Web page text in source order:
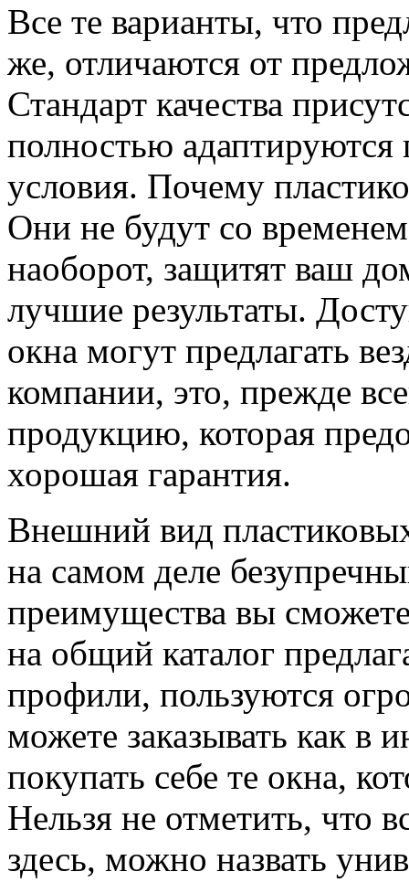
Все те варианты, что
же, отличаются от
Стандарт качества
полностью адаптируются
условия. Почему
Они не будут со
наоборот, защитят ваш
лучшие результаты.
окна могут предлагать
компании, это, прежде
продукцию, которая
хорошая гарантия.
Внешний вид
на самом деле
преимущества вы
на общий каталог
профили, пользуются
можете заказывать как в
покупать себе те окна,
Нельзя не отметить, что
здесь, можно назвать